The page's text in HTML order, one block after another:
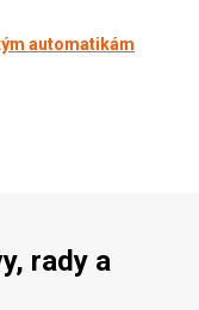
automatikám
rady a